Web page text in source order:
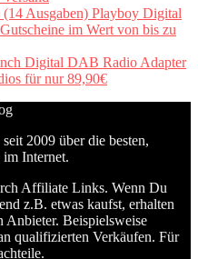
(14 Ausgaben) Playboy Digital
im Wert von bis zu
Digital DAB Radio Adapter
für nur 89,90€
2009 über die besten,
im Internet.
Affiliate Links. Wenn Du
z.B. etwas kaufst, erhalten
Beispielsweise
qualifizierten Verkäufen. Für